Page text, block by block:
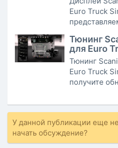
Euro Truck
Тюнинг
для Euro
Тюнинг
Euro Truck
получите
У данной публикации еще
начать обсуждение?